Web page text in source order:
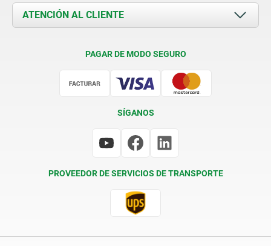
Contacto
Documents
ATENCIÓN AL CLIENTE
PAGAR DE MODO SEGURO
SÍGANOS
PROVEEDOR DE SERVICIOS DE TRANSPORTE